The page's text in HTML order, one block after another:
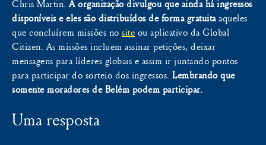
Chris Martin. A organização divulgou que ainda há ingressos
disponíveis e eles são distribuídos de forma gratuitaaqueles
que concluírem missões no site ou aplicativo da Global
Citizen. As missões incluem assinar petições, deixar
mensagens para líderes globais e assim ir juntando pontos
para participar do sorteio dos ingressos. Lembrando que
somente moradores de Belém podem participar.
Uma resposta